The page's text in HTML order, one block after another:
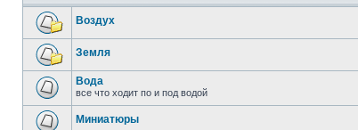
Воздух
Земля
Вода
все что ходит по и под водой
Миниатюры